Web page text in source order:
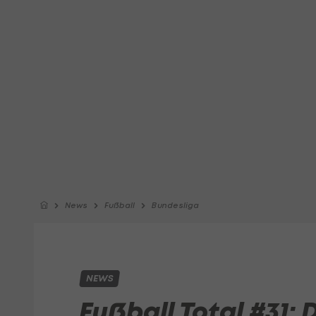
News Fußball Bundesliga
NEWS